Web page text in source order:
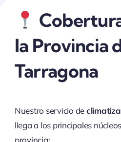
la Provincia
Tarragona
Nuestro servicio de
llega a los principales
provincia: